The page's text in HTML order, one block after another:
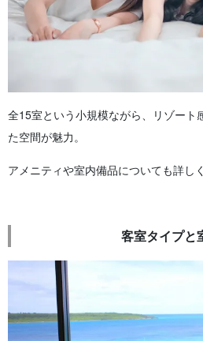
全15室という小規模ながら、リゾート
た空間が魅力。
アメニティや室内備品についても詳し
客室タイプと